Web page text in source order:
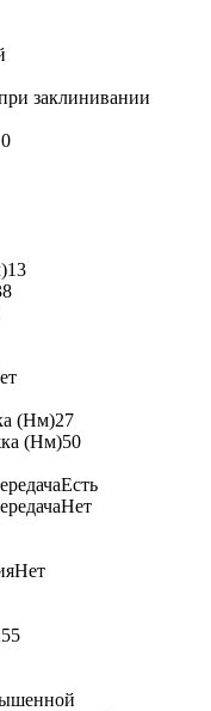
заклинивании
13
(Нм)27
(Нм)50
Есть
Нет
Нет